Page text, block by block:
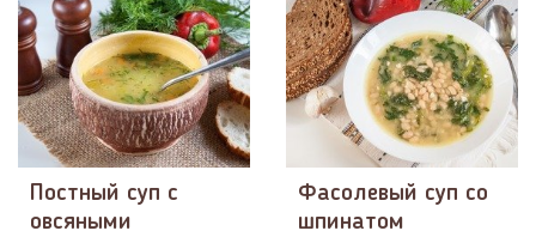
Постный суп с
овсяными
Фасолевый суп со
шпинатом